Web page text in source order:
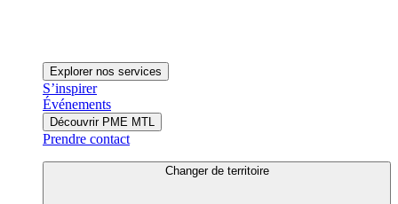
Explorer nos services
S’inspirer
Événements
Découvrir PME MTL
Prendre contact
Changer de territoire